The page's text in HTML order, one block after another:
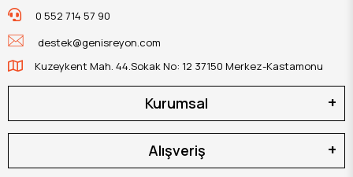
0 552 714 57 90
destek@genisreyon.com
Kuzeykent Mah. 44.Sokak No: 12 37150 Merkez-Kastamonu
Kurumsal
Alışveriş